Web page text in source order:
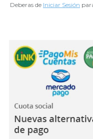
Deberas de Iniciar Sesión